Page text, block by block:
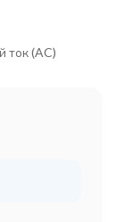
ток (AC)